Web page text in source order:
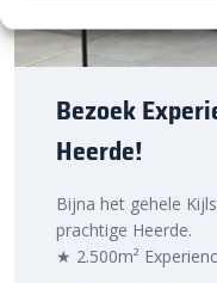
Bezoek
Heerde!
Bijna het gehele
prachtige Heerde.
★ 2.500m²